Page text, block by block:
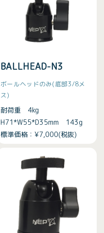
BALLHEAD-N3
ボールヘッドのみ(底部3/8メ
ス)
耐荷重 4kg
H71*W55*D35mm 143g
標準価格：¥7,000(税抜)